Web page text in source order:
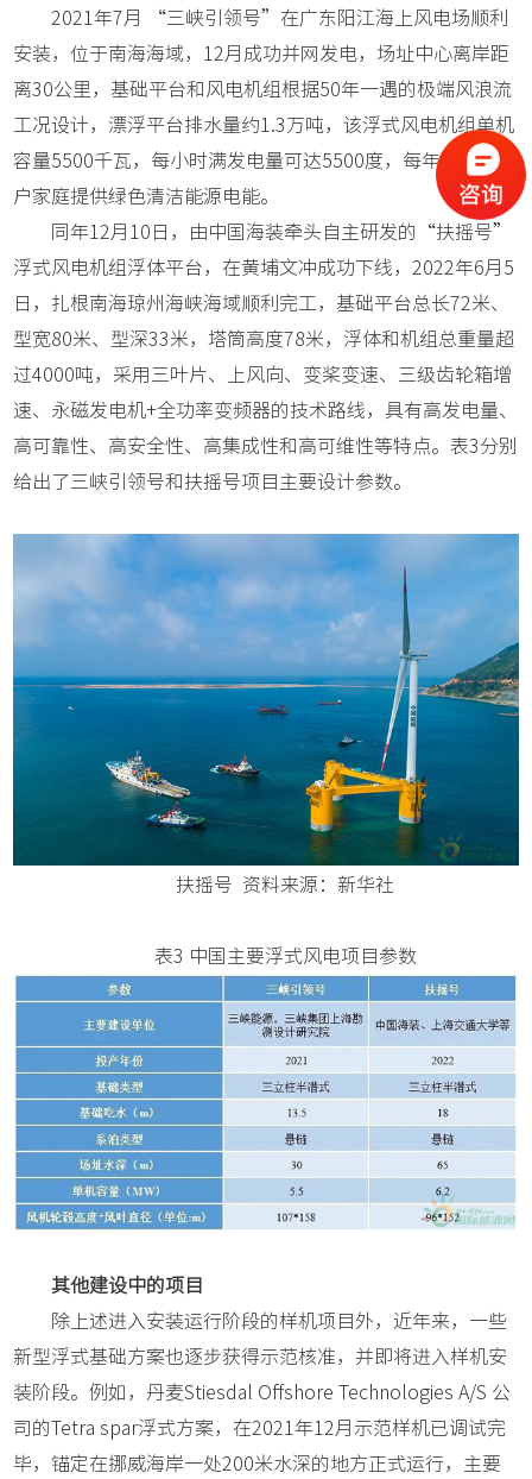
2021年7月 “三峡引领号”在广东阳江海上风电场顺利
安装，位于南海海域，12月成功并网发电，场址中心离岸距
离30公里，基础平台和风电机组根据50年一遇的极端风浪流
工况设计，漂浮平台排水量约1.3万吨，该浮式风电机组单机
容量5500千瓦，每小时满发电量可达5500度，每年可为3万
户家庭提供绿色清洁能源电能。
同年12月10日，由中国海装牵头自主研发的“扶摇号”
浮式风电机组浮体平台，在黄埔文冲成功下线，2022年6月5
日，扎根南海琼州海峡海域顺利完工，基础平台总长72米、
型宽80米、型深33米，塔筒高度78米，浮体和机组总重量超
过4000吨，采用三叶片、上风向、变桨变速、三级齿轮箱增
速、永磁发电机+全功率变频器的技术路线，具有高发电量、
高可靠性、高安全性、高集成性和高可维性等特点。表3分别
给出了三峡引领号和扶摇号项目主要设计参数。
扶摇号 资料来源：新华社
表3 中国主要浮式风电项目参数
其他建设中的项目
除上述进入安装运行阶段的样机项目外，近年来，一些
新型浮式基础方案也逐步获得示范核准，并即将进入样机安
装阶段。例如，丹麦Stiesdal Offshore Technologies A/S 公
司的Tetra spar浮式方案，在2021年12月示范样机已调试完
毕，锚定在挪威海岸一处200米水深的地方正式运行，主要